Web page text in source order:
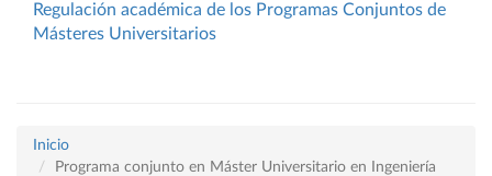
Regulación académica de los Programas Conjuntos de
Másteres Universitarios
Inicio
Programa conjunto en Máster Universitario en Ingeniería